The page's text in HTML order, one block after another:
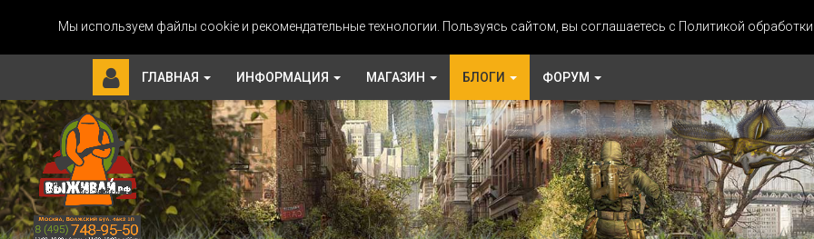
Мы используем файлы cookie и рекомендательные технологии. Пользуясь сайтом, вы соглашаетесь с Политикой
ГЛАВНАЯ ИНФОРМАЦИЯ МАГАЗИН БЛОГИ ФОРУМ